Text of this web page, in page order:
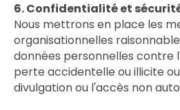
6. Confidentialité et
Nous mettrons en place les
organisationnelles
données personnelles contre
perte accidentelle ou illicite
divulgation ou l'accès non